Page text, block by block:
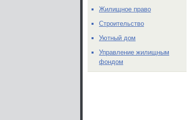
Жилищное право
Строительство
Уютный дом
Управление жилищным
фондом